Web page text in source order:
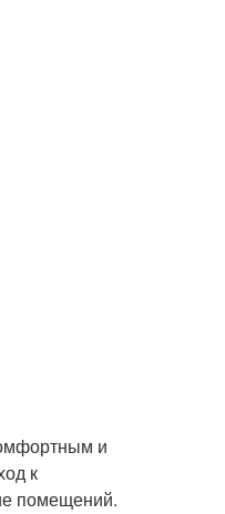
и
к
помещений.